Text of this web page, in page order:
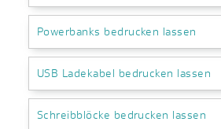
Powerbanks bedrucken lassen
USB Ladekabel bedrucken lassen
Schreibblöcke bedrucken lassen